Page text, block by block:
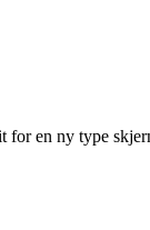
for en ny type